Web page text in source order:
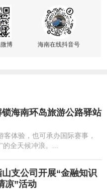
博 海南在线抖音号
海南环岛旅游公路驿站
客体验，也可承办国际赛事，
全天候冲浪。...
支公司开展“金融知识
凉”活动